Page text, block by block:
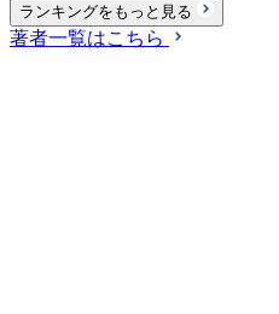
ランキングをもっと見る
著者一覧はこちら